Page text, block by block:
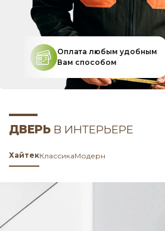
Оплата любым удобным
Вам способом
ДВЕРЬ В ИНТЕРЬЕРЕ
ХайтекКлассикаМодерн